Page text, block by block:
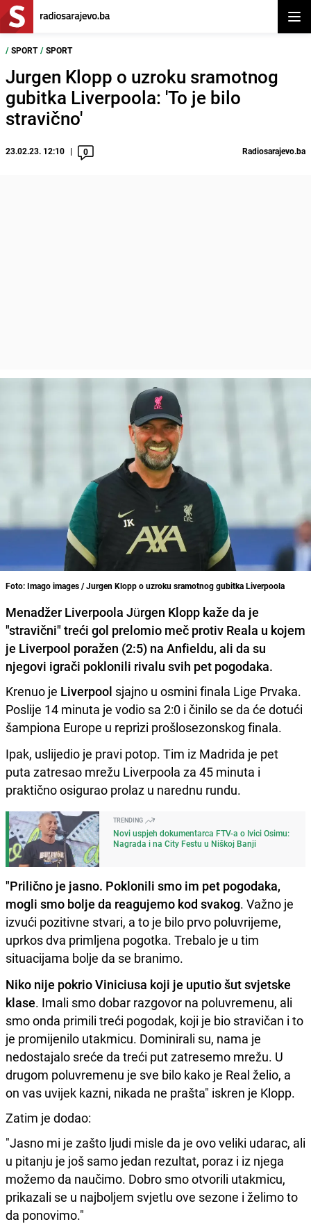
/ SPORT / SPORT
Jurgen Klopp o uzroku sramotnog
gubitka Liverpoola: 'To je bilo
stravično'
23.02.23. 12:10 0 Radiosarajevo.ba
Foto: Imago images / Jurgen Klopp o uzroku sramotnog gubitka Liverpoola
Menadžer Liverpoola Jürgen Klopp kaže da je
"stravični" treći gol prelomio meč protiv Reala u kojem
je Liverpool poražen (2:5) na Anfieldu, ali da su
njegovi igrači poklonili rivalu svih pet pogodaka.
Krenuo je Liverpool sjajno u osmini finala Lige Prvaka.
Poslije 14 minuta je vodio sa 2:0 i činilo se da će dotući
šampiona Europe u reprizi prošlosezonskog finala.
Ipak, uslijedio je pravi potop. Tim iz Madrida je pet
puta zatresao mrežu Liverpoola za 45 minuta i
praktično osigurao prolaz u narednu rundu.
TRENDING
Novi uspjeh dokumentarca FTV-a o Ivici Osimu:
Nagrada i na City Festu u Niškoj Banji
"Prilično je jasno. Poklonili smo im pet pogodaka,
mogli smo bolje da reagujemo kod svakog. Važno je
izvući pozitivne stvari, a to je bilo prvo poluvrijeme,
uprkos dva primljena pogotka. Trebalo je u tim
situacijama bolje da se branimo.
Niko nije pokrio Viniciusa koji je uputio šut svjetske
klase. Imali smo dobar razgovor na poluvremenu, ali
smo onda primili treći pogodak, koji je bio stravičan i to
je promijenilo utakmicu. Dominirali su, nama je
nedostajalo sreće da treći put zatresemo mrežu. U
drugom poluvremenu je sve bilo kako je Real želio, a
on vas uvijek kazni, nikada ne prašta" iskren je Klopp.
Zatim je dodao:
"Jasno mi je zašto ljudi misle da je ovo veliki udarac, ali
u pitanju je još samo jedan rezultat, poraz i iz njega
možemo da naučimo. Dobro smo otvorili utakmicu,
prikazali se u najboljem svjetlu ove sezone i želimo to
da ponovimo."